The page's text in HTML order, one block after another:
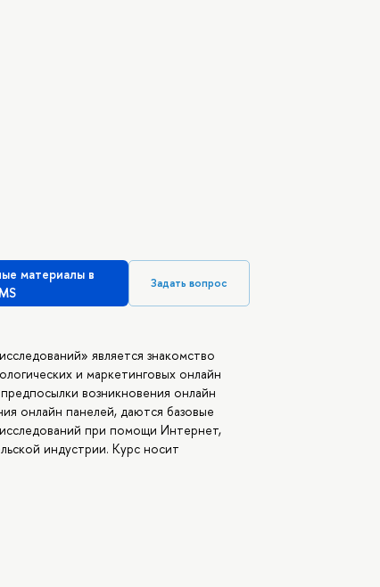
материалы в
Задать вопрос
является знакомство
и маркетинговых онлайн
возникновения онлайн
онлайн панелей, даются базовые
при помощи Интернет,
индустрии. Курс носит